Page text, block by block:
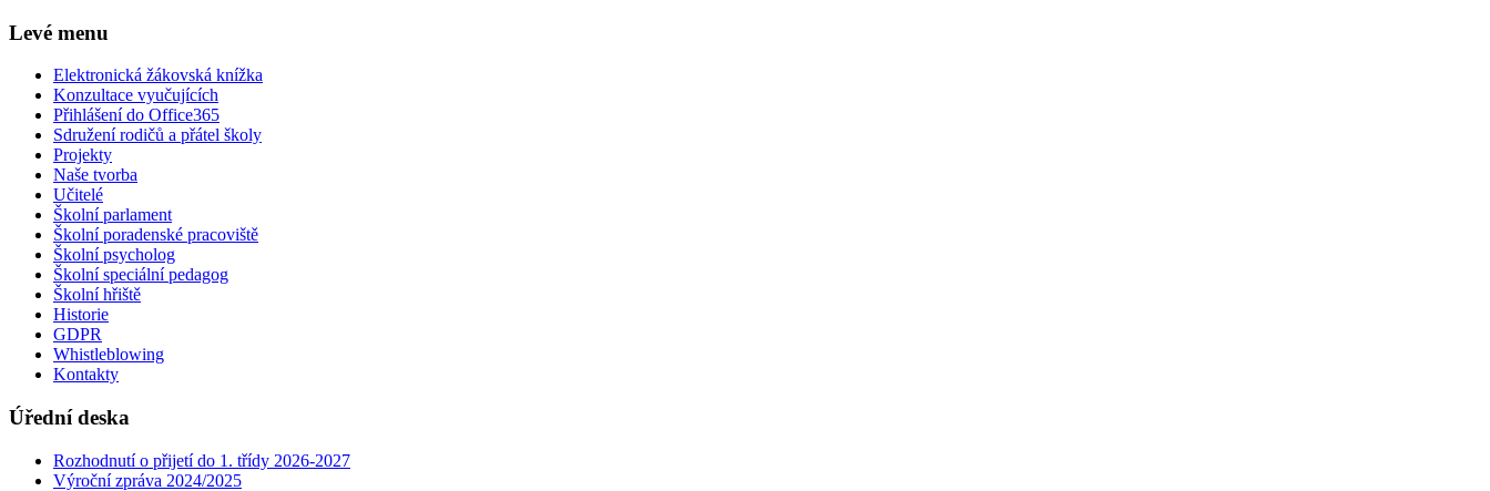
Levé menu
Elektronická žákovská knížka
Konzultace vyučujících
Přihlášení do Office365
Sdružení rodičů a přátel školy
Projekty
Naše tvorba
Učitelé
Školní parlament
Školní poradenské pracoviště
Školní psycholog
Školní speciální pedagog
Školní hřiště
Historie
GDPR
Whistleblowing
Kontakty
Úřední deska
Rozhodnutí o přijetí do 1. třídy 2026-2027
Výroční zpráva 2024/2025